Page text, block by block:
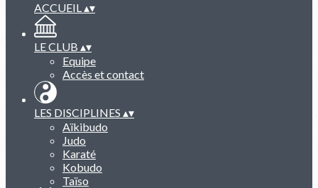
ACCUEIL▴▾
LE CLUB ▴▾
Equipe
Accès et contact
LES DISCIPLINES ▴▾
Aïkibudo
Judo
Karaté
Kobudo
Taïso